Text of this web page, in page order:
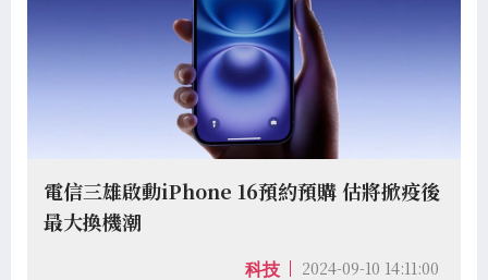
電信三雄啟動iPhone 16預約預購 估將掀疫後
最大換機潮
科技 2024-09-10 14:11:00